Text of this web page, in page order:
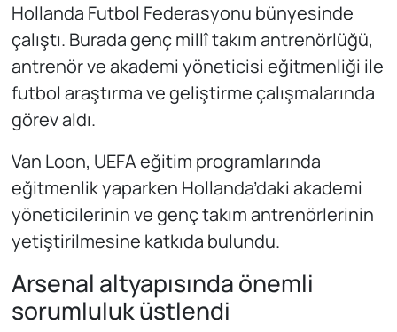
Hollanda Futbol Federasyonu bünyesinde
çalıştı. Burada genç millî takım antrenörlüğü,
antrenör ve akademi yöneticisi eğitmenliği ile
futbol araştırma ve geliştirme çalışmalarında
görev aldı.
Van Loon, UEFA eğitim programlarında
eğitmenlik yaparken Hollanda’daki akademi
yöneticilerinin ve genç takım antrenörlerinin
yetiştirilmesine katkıda bulundu.
Arsenal altyapısında önemli
sorumluluk üstlendi